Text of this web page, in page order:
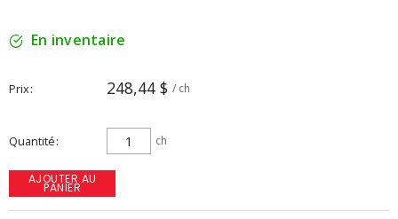
En inventaire
Prix 248,44 $ / ch
Quantité ch
AJOUTER AU
PANIER